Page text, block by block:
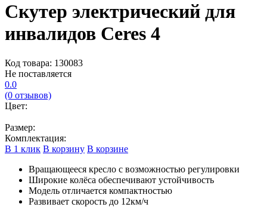
Cкутер электрический для
инвалидов Ceres 4
Код товара: 130083
Не поставляется
0.0
(0 отзывов)
Цвет:
Размер:
Комплектация:
В 1 клик В корзину В корзине
Вращающееся кресло с возможностью регулировки
Широкие колёса обеспечивают устойчивость
Модель отличается компактностью
Развивает скорость до 12км/ч